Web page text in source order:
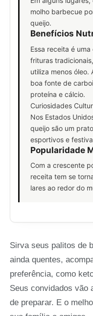
molho barbecue
queijo.
Benefícios
Essa receita é
frituras
utiliza menos óleo.
boa fonte de
proteína e cálcio.
Curiosidades
Nos Estados
queijo são um
esportivos e
Popularidade
Com a crescente
receita tem se
lares ao redor do
Sirva seus palitos de
ainda quentes,
preferência, como
Seus convidados vão
de preparar. E o